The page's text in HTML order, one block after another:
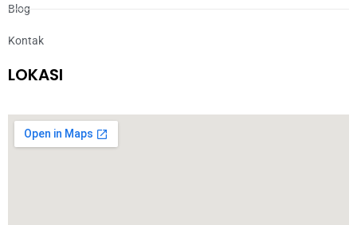
Blog
Kontak
LOKASI